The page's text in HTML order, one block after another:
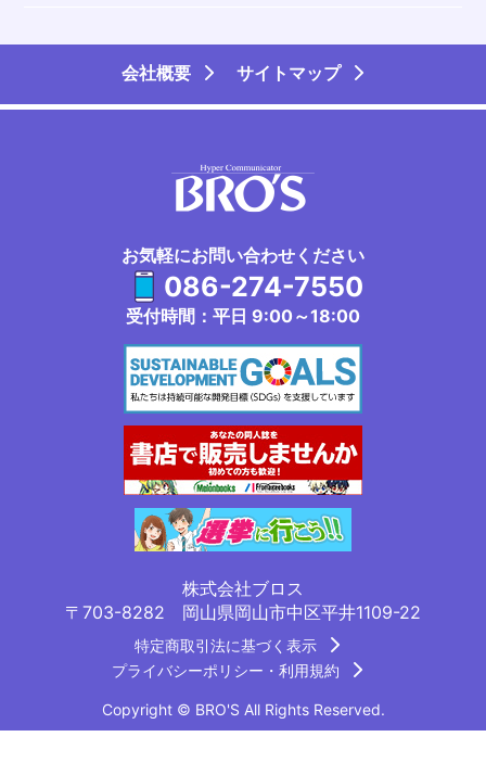
会社概要 サイトマップ
お気軽にお問い合わせください
086-274-7550
受付時間：平日 9:00～18:00
株式会社ブロス
〒703-8282 岡山県岡山市中区平井1109-22
Copyright © BRO'S All Rights Reserved.
特定商取引法に基づく表示
プライバシーポリシー・利用規約